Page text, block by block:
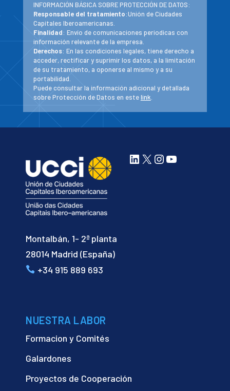
INFORMACIÓN BÁSICA SOBRE PROTECCIÓN DE DATOS:
Responsable del tratamiento:Unión de Ciudades
Capitales Iberoamericanas.
Finalidad: Envío de comunicaciones periodicas con
información relevante de la empresa.
Derechos: En las condiciones legales, tiene derecho a
acceder, rectificar y suprimir los datos, a la limitación
de su tratamiento, a oponerse al mismo y a su
portabilidad.
Puede consultar la información adicional y detallada
sobre Protección de Datos en estelink
Montalbán, 1- 2ª planta
28014 Madrid (España)
+34 915 889 693
LinkedIn
X Instagram
YouTube
NUESTRA LABOR
Formacion y Comités
Galardones
Proyectos de Cooperación